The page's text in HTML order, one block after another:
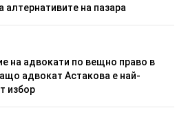
алтернативите на пазара
на адвокати по вещно право в
адвокат Астакова е най-
избор